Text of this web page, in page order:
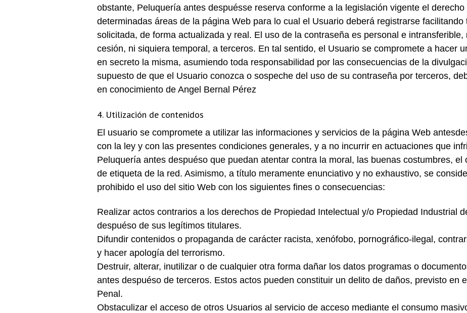
obstante, Peluquería antes despuésse reserva conforme a la legislación vigente el
determinadas áreas de la página Web para lo cual el Usuario deberá registrarse facilitando
solicitada, de forma actualizada y real. El uso de la contraseña es personal e
cesión, ni siquiera temporal, a terceros. En tal sentido, el Usuario se compromete a hacer
en secreto la misma, asumiendo toda responsabilidad por las consecuencias de la
supuesto de que el Usuario conozca o sospeche del uso de su contraseña por terceros,
en conocimiento de Angel Bernal Pérez
4. Utilización de contenidos
El usuario se compromete a utilizar las informaciones y servicios de la página Web
con la ley y con las presentes condiciones generales, y a no incurrir en actuaciones que
Peluquería antes despuéso que puedan atentar contra la moral, las buenas costumbres, el
de etiqueta de la red. Asimismo, a título meramente enunciativo y no exhaustivo, se
prohibido el uso del sitio Web con los siguientes fines o consecuencias:
Realizar actos contrarios a los derechos de Propiedad Intelectual y/o Propiedad Industrial
despuéso de sus legítimos titulares.
Difundir contenidos o propaganda de carácter racista, xenófobo, pornográfico-ilegal,
y hacer apología del terrorismo.
Destruir, alterar, inutilizar o de cualquier otra forma dañar los datos programas o
antes despuéso de terceros. Estos actos pueden constituir un delito de daños, previsto en
Penal.
Obstaculizar el acceso de otros Usuarios al servicio de acceso mediante el consumo